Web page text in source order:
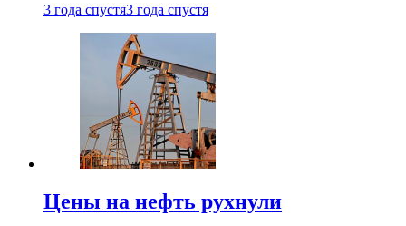
3 года спустя3 года спустя
Цены на нефть рухнули